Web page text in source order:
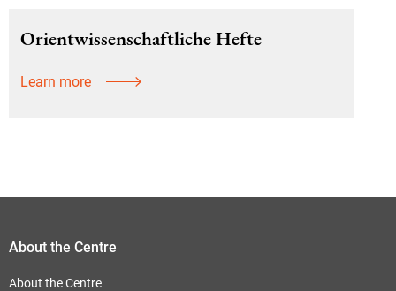
Orientwissenschaftliche Hefte
Learn more
About the Centre
About the Centre